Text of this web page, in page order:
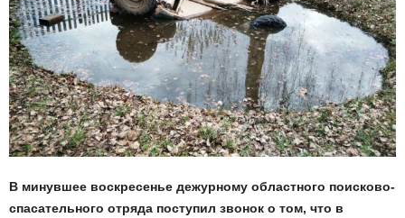
В минувшее воскресенье дежурному областного поисково-
спасательного отряда поступил звонок о том, что в